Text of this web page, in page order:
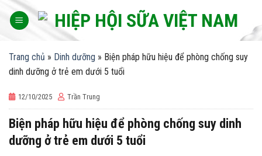
Trang chủ » Dinh dưỡng » Biện pháp hữu hiệu để phòng chống suy
dinh dưỡng ở trẻ em dưới 5 tuổi
12/10/2025 Trần Trung
Biện pháp hữu hiệu để phòng chống suy dinh
dưỡng ở trẻ em dưới 5 tuổi